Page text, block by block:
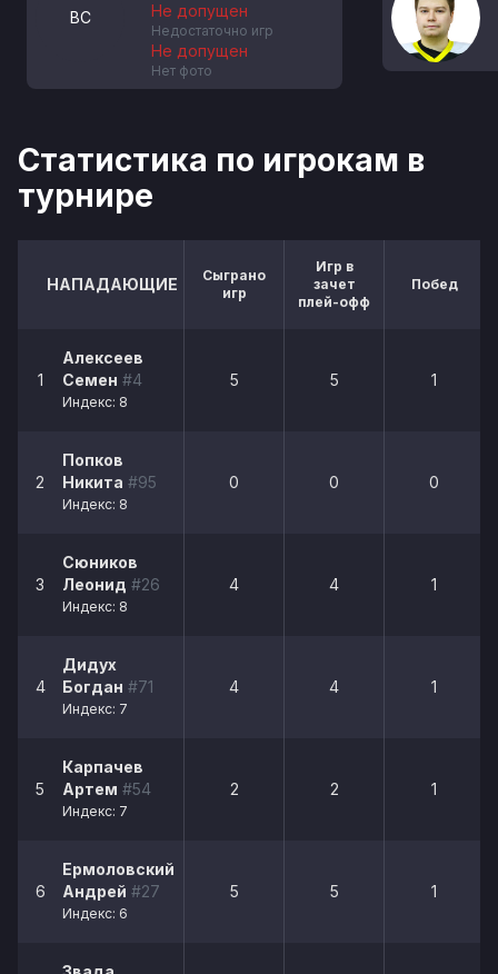
ВС Не допущен
Недостаточно игр
Не допущен
Нет фото
Статистика по игрокам в
турнире
НАПАДАЮЩИЕ
Сыграно
игр
Игр в
зачет
плей-офф
Побед
1
Алексеев
Семен #4
Индекс: 8
5 5 1
2
Попков
Никита #95
Индекс: 8
0 0 0
3
Сюников
Леонид #26
Индекс: 8
4 4 1
4
Дидух
Богдан #71
Индекс: 7
4 4 1
5
Карпачев
Артем #54
Индекс: 7
2 2 1
6
Ермоловский
Андрей #27
Индекс: 6
5 5 1